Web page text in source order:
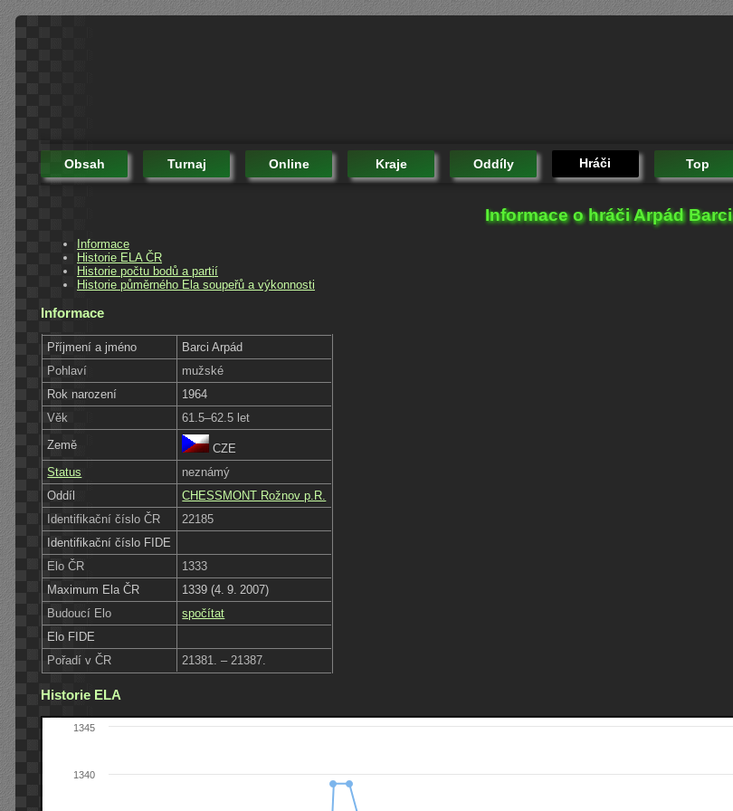
Obsah Turnaj Online Kraje Oddíly Hráči Top
Informace o hráči Arpád Barci
Informace
Historie ELA ČR
Historie počtu bodů a partií
Historie půměrného Ela soupeřů a výkonnosti
Informace
Příjmení a jméno
Barci Arpád
Pohlaví
mužské
Rok narození
1964
Věk
61.5–62.5 let
Země
CZE
Status
neznámý
Oddíl
CHESSMONT Rožnov p.R.
Identifikační číslo ČR
22185
Identifikační číslo FIDE
Elo ČR
1333
Maximum Ela ČR
1339 (4. 9. 2007)
Budoucí Elo
spočítat
Elo FIDE
Pořadí v ČR
21381. – 21387.
Historie ELA
1340
1345